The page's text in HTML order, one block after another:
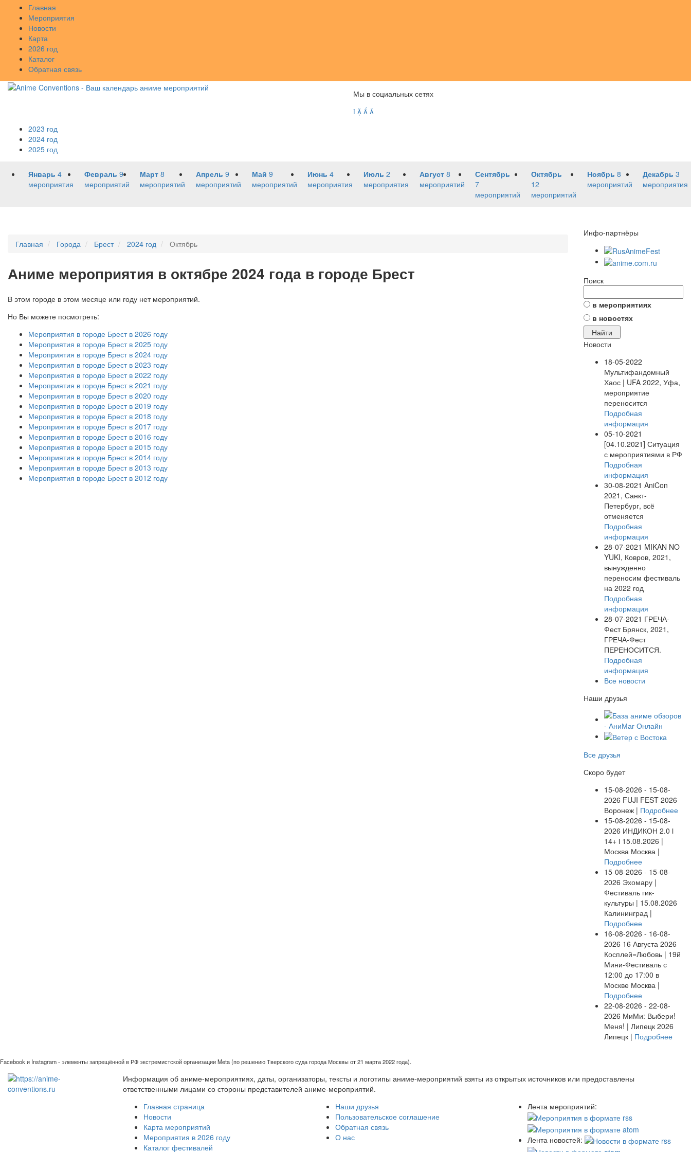
Главная
Мероприятия
Новости
Карта
2026 год
Каталог
Обратная связь
Мы в социальных сетях
   
2023 год
2024 год
2025 год
Январь 4
мероприятия
Февраль 9
мероприятий
Март 8
мероприятий
Апрель 9
мероприятий
Май 9
мероприятий
Июнь 4
мероприятия
Июль 2
мероприятия
Август 8
мероприятий
Сентябрь
7
мероприятий
Октябрь
12
мероприятий
Ноябрь 8
мероприятий
Декабрь 3
мероприятия
Главная Города Брест 2024 год Октябрь
Аниме мероприятия в октябре 2024 года в городе Брест
В этом городе в этом месяце или году нет мероприятий.
Но Вы можете посмотреть:
Мероприятия в городе Брест в 2026 году
Мероприятия в городе Брест в 2025 году
Мероприятия в городе Брест в 2024 году
Мероприятия в городе Брест в 2023 году
Мероприятия в городе Брест в 2022 году
Мероприятия в городе Брест в 2021 году
Мероприятия в городе Брест в 2020 году
Мероприятия в городе Брест в 2019 году
Мероприятия в городе Брест в 2018 году
Мероприятия в городе Брест в 2017 году
Мероприятия в городе Брест в 2016 году
Мероприятия в городе Брест в 2015 году
Мероприятия в городе Брест в 2014 году
Мероприятия в городе Брест в 2013 году
Мероприятия в городе Брест в 2012 году
Инфо-партнёры
Поиск
в мероприятиях
в новостях
Новости
18-05-2022
Мультифандомный
Хаос | UFA 2022, Уфа,
мероприятие
переносится
Подробная
информация
05-10-2021
[04.10.2021] Ситуация
с мероприятиями в РФ
Подробная
информация
30-08-2021 AniCon
2021, Санкт-
Петербург, всё
отменяется
Подробная
информация
28-07-2021 MIKAN NO
YUKI, Ковров, 2021,
вынужденно
переносим фестиваль
на 2022 год
Подробная
информация
28-07-2021 ГРЕЧА-
Фест Брянск, 2021,
ГРЕЧА-Фест
ПЕРЕНОСИТСЯ.
Подробная
информация
Все новости
Наши друзья
Все друзья
Скоро будет
15-08-2026 - 15-08-
2026 FUJI FEST 2026
Воронеж | Подробнее
15-08-2026 - 15-08-
2026 ИНДИКОН 2.0 ӏ
14+ ӏ 15.08.2026 |
Москва Москва |
Подробнее
15-08-2026 - 15-08-
2026 Эхомару |
Фестиваль гик-
культуры | 15.08.2026
Калининград |
Подробнее
16-08-2026 - 16-08-
2026 16 Августа 2026
Косплей=Любовь | 19й
Мини-Фестиваль с
12:00 до 17:00 в
Москве Москва |
Подробнее
22-08-2026 - 22-08-
2026 МиМи: Выбери!
Меня! | Липецк 2026
Липецк | Подробнее
Facebook и Instagram - элементы запрещённой в РФ экстремистской организации Meta (по решению Тверского суда города Москвы от 21 марта 2022 года).
Информация об аниме-мероприятиях, даты, организаторы, тексты и логотипы аниме-мероприятий взяты из открытых источников или предоставлены
ответственными лицами со стороны представителей аниме-мероприятий.
Главная страница
Новости
Карта мероприятий
Мероприятия в 2026 году
Каталог фестивалей
Наши друзья
Пользовательское соглашение
Обратная связь
О нас
Лента мероприятий:
Лента новостей: